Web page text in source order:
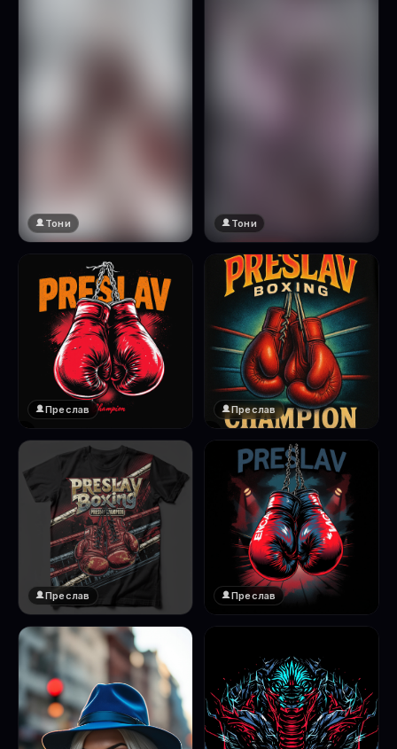
Натисни за преглед
Тони
🔞 18+
Натисни за преглед
Тони
❤️
1
Преслав
❤️
Преслав
Преслав Преслав